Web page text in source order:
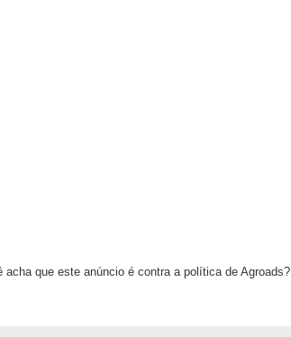
que este anúncio é contra a política de Agroads?